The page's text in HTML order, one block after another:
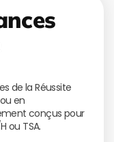
de la Réussite
en
conçus pour
ou TSA.